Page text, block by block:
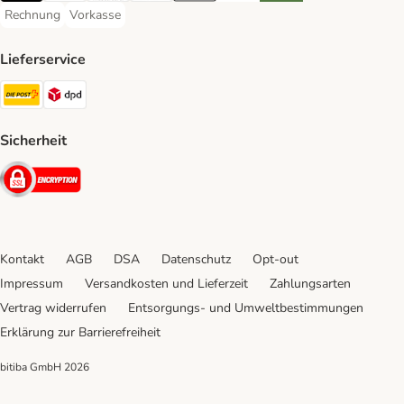
Rechnung
Rechnung Payment Method
Vorkasse
Vorkasse Payment Method
Lieferservice
Die Post Shipping Method
Sicherheit
Security
Kontakt AGB DSA Datenschutz
Opt-out
Impressum
Versandkosten und Lieferzeit
Zahlungsarten
Vertrag widerrufen
Entsorgungs- und Umweltbestimmungen
Erklärung zur Barrierefreiheit
bitiba GmbH 2026